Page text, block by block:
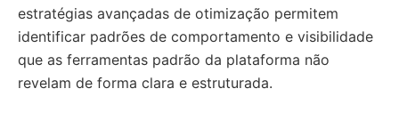
estratégias avançadas de otimização permitem
identificar padrões de comportamento e visibilidade
que as ferramentas padrão da plataforma não
revelam de forma clara e estruturada.